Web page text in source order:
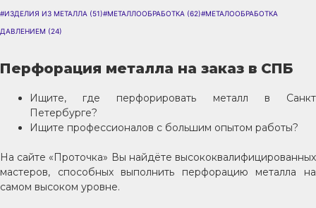
#ИЗДЕЛИЯ ИЗ МЕТАЛЛА (51)#МЕТАЛЛООБРАБОТКА (62)#МЕТАЛООБРАБОТКА
ДАВЛЕНИЕМ (24)
Перфорация металла на заказ в СПБ
Ищите, где перфорировать металл в Санкт
Петербурге?
Ищите профессионалов с большим опытом работы?
На сайте «Проточка» Вы найдёте высококвалифицированных
мастеров, способных выполнить перфорацию металла на
самом высоком уровне.